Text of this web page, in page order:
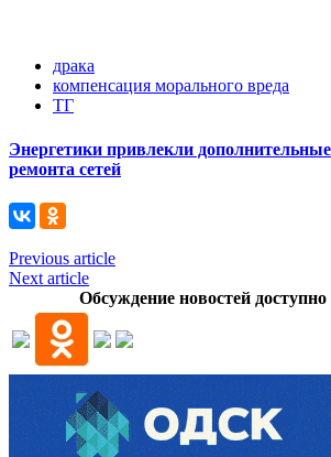
драка
компенсация морального вреда
ТГ
Энергетики привлекли
ремонта сетей
Previous article
Next article
Обсуждение новостей доступно